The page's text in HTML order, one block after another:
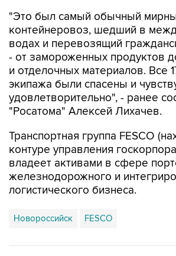
"Это был самый обычный
контейнеровоз, шедший в
водах и перевозящий
- от замороженных продуктов
и отделочных материалов. Все
экипажа были спасены и
удовлетворительно", - ранее
"Росатома" Алексей Лихачев.
Транспортная группа FESCO
контуре управления
владеет активами в сфере
железнодорожного и
логистического бизнеса.
Новороссийск FESCO